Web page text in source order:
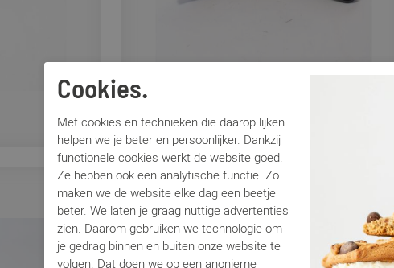
Cookies.
Met cookies en technieken die daarop lijken
helpen we je beter en persoonlijker. Dankzij
functionele cookies werkt de website goed.
Ze hebben ook een analytische functie. Zo
maken we de website elke dag een beetje
beter. We laten je graag nuttige advertenties
zien. Daarom gebruiken we technologie om
je gedrag binnen en buiten onze website te
volgen. Dat doen we op een anonieme